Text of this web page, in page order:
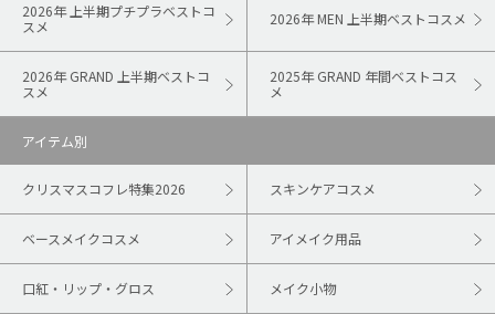
2026年 上半期プチプラベストコ
スメ
2026年 MEN 上半期ベストコスメ
2026年 GRAND 上半期ベストコ
スメ
2025年 GRAND 年間ベストコス
メ
アイテム別
クリスマスコフレ特集2026 スキンケアコスメ
ベースメイクコスメ アイメイク用品
口紅・リップ・グロス メイク小物